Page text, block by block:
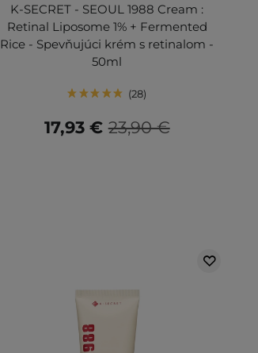
K-SECRET - SEOUL 1988 Cream :
Retinal Liposome 1% + Fermented
Rice - Spevňujúci krém s retinalom -
50ml
28
23,90 €
17,93 €